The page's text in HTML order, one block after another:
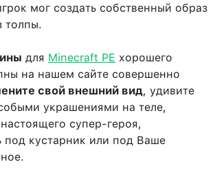
мог создать собственный образ
толпы.
для Minecraft PE хорошего
на нашем сайте совершенно
свой внешний вид, удивите
украшениями на теле,
супер-героя,
под кустарник или под Ваше